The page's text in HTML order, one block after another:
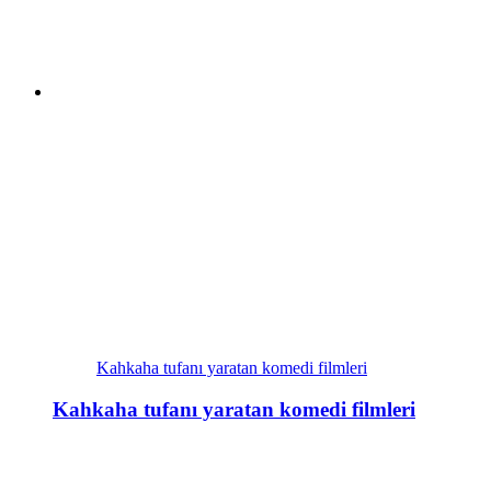
Kahkaha tufanı yaratan komedi filmleri
Kahkaha tufanı yaratan komedi filmleri